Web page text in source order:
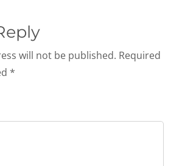
will not be published. Required
*